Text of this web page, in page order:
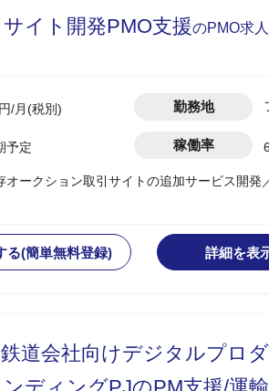
イト開発PMO支援のPMO求
/月(税別) 勤務地
予定 稼働率
オークション取引サイトの追加サービス開発
お客様との折衝概要～仕様を落とし、エンジニ
トへの報告等窓口業務
ム：開発エンジニア・・・4名オークション
ームシステム別 専属・・・2名、PMOが1名
ニア相談役
る(簡単無料登録) 詳細を表
道会社向けデジタルプロ